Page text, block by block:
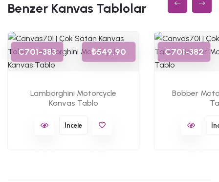
Benzer Kanvas Tablolar
C701-383 ₺549,90
Lamborghini Motorcycle
Kanvas Tablo
İncele
C701-382
Bobber